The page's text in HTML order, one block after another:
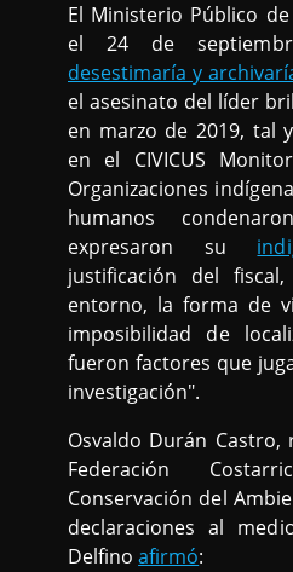
El Ministerio Público
el 24 de
desestimaría y
el asesinato del líder
en marzo de 2019, tal
en el CIVICUS
Organizaciones
humanos
expresaron su
justificación del
entorno, la forma de
imposibilidad de
fueron factores que
investigación".
Osvaldo Durán
Federación
Conservación del
declaraciones al
Delfinoafirmó: